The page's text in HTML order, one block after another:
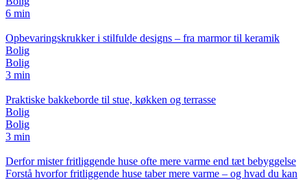
6 min
Opbevaringskrukker i stilfulde designs – fra marmor til keramik
Bolig
Bolig
3 min
Praktiske bakkeborde til stue, køkken og terrasse
Bolig
Bolig
3 min
Derfor mister fritliggende huse ofte mere varme end tæt bebyggelse
Forstå hvorfor fritliggende huse taber mere varme – og hvad du kan